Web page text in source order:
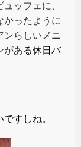
ッフェに、
かったように
ンらしいメニ
がある休日バ
すしね。